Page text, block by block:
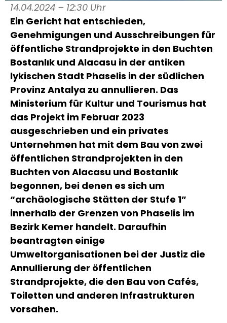
14.04.2024 – 12:30 Uhr
Ein Gericht hat entschieden,
Genehmigungen und Ausschreibungen für
öffentliche Strandprojekte in den Buchten
Bostanlık und Alacasu in der antiken
lykischen Stadt Phaselis in der südlichen
Provinz Antalya zu annullieren. Das
Ministerium für Kultur und Tourismus hat
das Projekt im Februar 2023
ausgeschrieben und ein privates
Unternehmen hat mit dem Bau von zwei
öffentlichen Strandprojekten in den
Buchten von Alacasu und Bostanlık
begonnen, bei denen es sich um
“archäologische Stätten der Stufe 1”
innerhalb der Grenzen von Phaselis im
Bezirk Kemer handelt. Daraufhin
beantragten einige
Umweltorganisationen bei der Justiz die
Annullierung der öffentlichen
Strandprojekte, die den Bau von Cafés,
Toiletten und anderen Infrastrukturen
vorsahen.